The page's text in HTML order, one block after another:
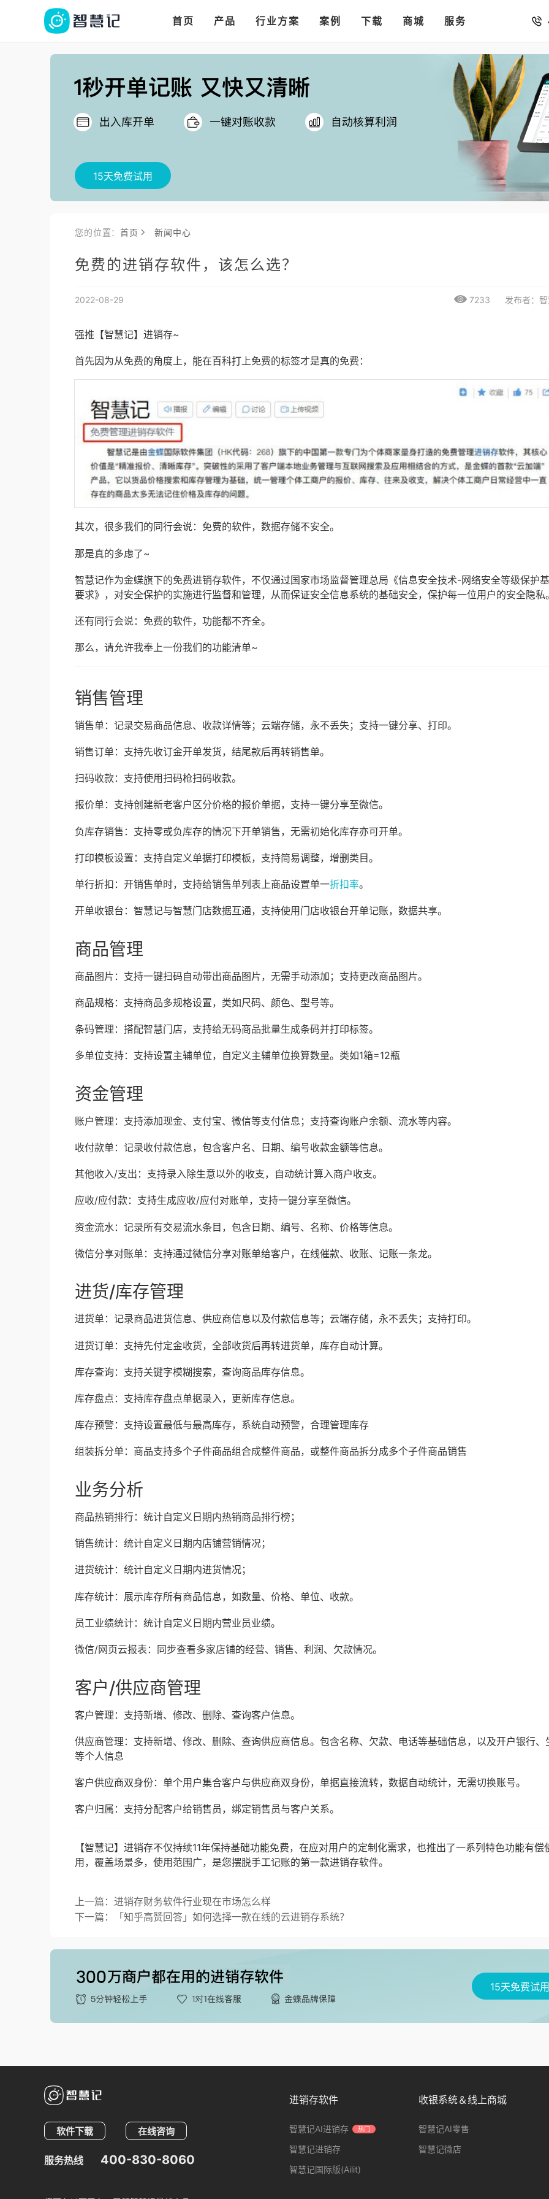
首页 产品
多语言、多币种、多汇率。
行业方案
多店多仓统管，调拨更高效 把你的店铺开进手机微信里
案例 下载 商城 服务
15天免费试用
您的位置：首页 新闻中心
免费的进销存软件，该怎么选？
2022-08-29 7233 发布者：
强推【智慧记】进销存~
首先因为从免费的角度上，能在百科打上免费的标签才是真的免费：
其次，很多我们的同行会说：免费的软件，数据存储不安全。
那是真的多虑了~
智慧记作为金蝶旗下的免费进销存软件，不仅通过国家市场监督管理总局《信息安全技术-网络安全等级保护
要求》，对安全保护的实施进行监督和管理，从而保证安全信息系统的基础安全，保护每一位用户的安全隐私
还有同行会说：免费的软件，功能都不齐全。
那么，请允许我奉上一份我们的功能清单~
销售管理
销售单：记录交易商品信息、收款详情等；云端存储，永不丢失；支持一键分享、打印。
销售订单：支持先收订金开单发货，结尾款后再转销售单。
扫码收款：支持使用扫码枪扫码收款。
报价单：支持创建新老客户区分价格的报价单据，支持一键分享至微信。
负库存销售：支持零或负库存的情况下开单销售，无需初始化库存亦可开单。
打印模板设置：支持自定义单据打印模板，支持简易调整，增删类目。
单行折扣：开销售单时，支持给销售单列表上商品设置单一折扣率。
开单收银台：智慧记与智慧门店数据互通，支持使用门店收银台开单记账，数据共享。
商品管理
商品图片：支持一键扫码自动带出商品图片，无需手动添加；支持更改商品图片。
商品规格：支持商品多规格设置，类如尺码、颜色、型号等。
条码管理：搭配智慧门店，支持给无码商品批量生成条码并打印标签。
多单位支持：支持设置主辅单位，自定义主辅单位换算数量。类如1箱=12瓶
资金管理
账户管理：支持添加现金、支付宝、微信等支付信息；支持查询账户余额、流水等内容。
收付款单：记录收付款信息，包含客户名、日期、编号收款金额等信息。
其他收入/支出：支持录入除生意以外的收支，自动统计算入商户收支。
应收/应付款：支持生成应收/应付对账单，支持一键分享至微信。
资金流水：记录所有交易流水条目，包含日期、编号、名称、价格等信息。
微信分享对账单：支持通过微信分享对账单给客户，在线催款、收账、记账一条龙。
进货/库存管理
进货单：记录商品进货信息、供应商信息以及付款信息等；云端存储，永不丢失；支持打印。
进货订单：支持先付定金收货，全部收货后再转进货单，库存自动计算。
库存查询：支持关键字模糊搜索，查询商品库存信息。
库存盘点：支持库存盘点单据录入，更新库存信息。
库存预警：支持设置最低与最高库存，系统自动预警，合理管理库存
组装拆分单：商品支持多个子件商品组合成整件商品，或整件商品拆分成多个子件商品销售
业务分析
商品热销排行：统计自定义日期内热销商品排行榜；
销售统计：统计自定义日期内店铺营销情况；
进货统计：统计自定义日期内进货情况；
库存统计：展示库存所有商品信息，如数量、价格、单位、收款。
员工业绩统计：统计自定义日期内营业员业绩。
微信/网页云报表：同步查看多家店铺的经营、销售、利润、欠款情况。
客户/供应商管理
客户管理：支持新增、修改、删除、查询客户信息。
供应商管理：支持新增、修改、删除、查询供应商信息。包含名称、欠款、电话等基础信息，以及开户银行、
等个人信息
客户供应商双身份：单个用户集合客户与供应商双身份，单据直接流转，数据自动统计，无需切换账号。
客户归属：支持分配客户给销售员，绑定销售员与客户关系。
【智慧记】进销存不仅持续11年保持基础功能免费，在应对用户的定制化需求，也推出了一系列特色功能有偿
用，覆盖场景多，使用范围广，是您摆脱手工记账的第一款进销存软件。
上一篇：进销存财务软件行业现在市场怎么样
下一篇：「知乎高赞回答」如何选择一款在线的云进销存系统？
15天免费试用
软件下载 在线咨询
服务热线 400-830-8060
进销存软件
智慧记AI进销存 热门
智慧记进销存
智慧记国际版(Ailit)
收银系统＆线上商城
智慧记AI零售
智慧记微店